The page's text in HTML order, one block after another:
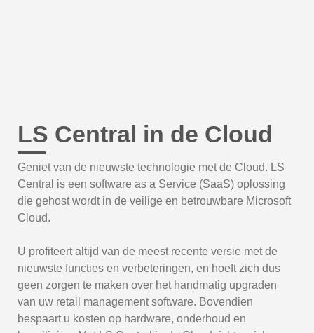
LS Central in de Cloud
Geniet van de nieuwste technologie met de Cloud. LS
Central is een software as a Service (SaaS) oplossing
die gehost wordt in de veilige en betrouwbare Microsoft
Cloud.
U profiteert altijd van de meest recente versie met de
nieuwste functies en verbeteringen, en hoeft zich dus
geen zorgen te maken over het handmatig upgraden
van uw retail management software. Bovendien
bespaart u kosten op hardware, onderhoud en